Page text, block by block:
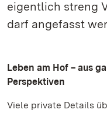
eigentlich streng
darf angefasst
Leben am Hof – aus
Perspektiven
Viele private Details